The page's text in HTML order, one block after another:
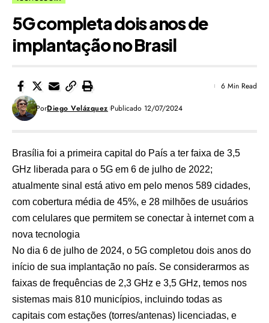
5G completa dois anos de
implantação no Brasil
PorDiego Velázquez Publicado 12/07/2024
6 Min Read
Brasília foi a primeira capital do País a ter faixa de 3,5
GHz liberada para o 5G em 6 de julho de 2022;
atualmente sinal está ativo em pelo menos 589 cidades,
com cobertura média de 45%, e 28 milhões de usuários
com celulares que permitem se conectar à internet com a
nova tecnologia
No dia 6 de julho de 2024, o 5G completou dois anos do
início de sua implantação no país. Se considerarmos as
faixas de frequências de 2,3 GHz e 3,5 GHz, temos nos
sistemas mais 810 municípios, incluindo todas as
capitais com estações (torres/antenas) licenciadas, e